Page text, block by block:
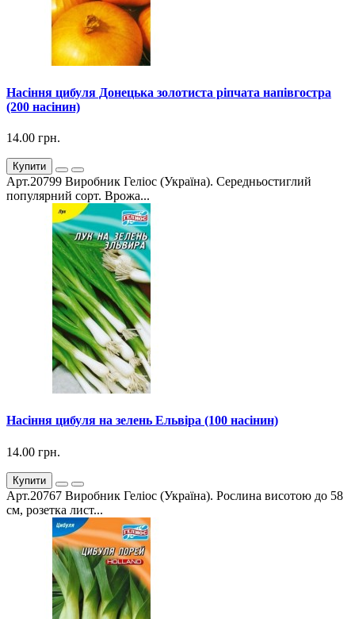
Насіння цибуля Донецька золотиста ріпчата напівгостра
(200 насінин)
14.00 грн.
Купити
Арт.20799 Виробник Геліос (Україна). Середньостиглий
популярний сорт. Врожа...
Насіння цибуля на зелень Ельвіра (100 насінин)
14.00 грн.
Купити
Арт.20767 Виробник Геліос (Україна). Рослина висотою до 58
см, розетка лист...